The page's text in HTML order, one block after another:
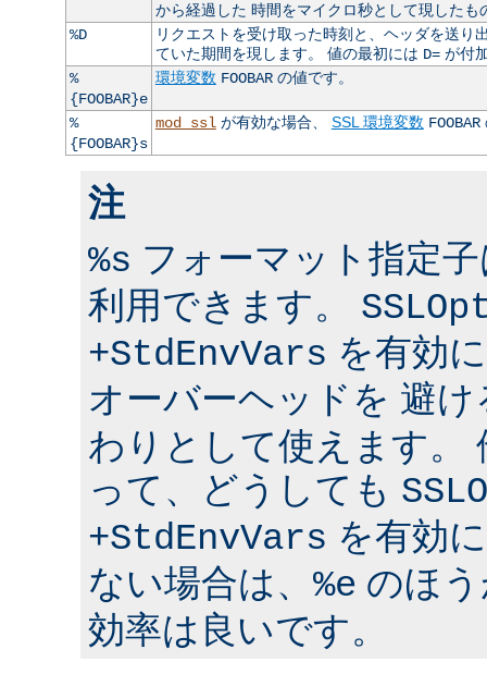
から経過した 時間をマイクロ秒として現した
%D
リクエストを受け取った時刻と、ヘッダを送
ていた期間を現します。 値の最初には D=が付
%
{FOOBAR}e
環境変数 FOOBARの値です。
%
{FOOBAR}s
mod_ssl が有効な場合、 SSL 環境変数 FOOBAR
注
%s フォーマット指定
利用できます。
+StdEnvVars を有効
オーバーヘッドを 避け
わりとして使えます。
って、どうしても
+StdEnvVars を有効
ない場合は、 %e のほ
効率は良いです。